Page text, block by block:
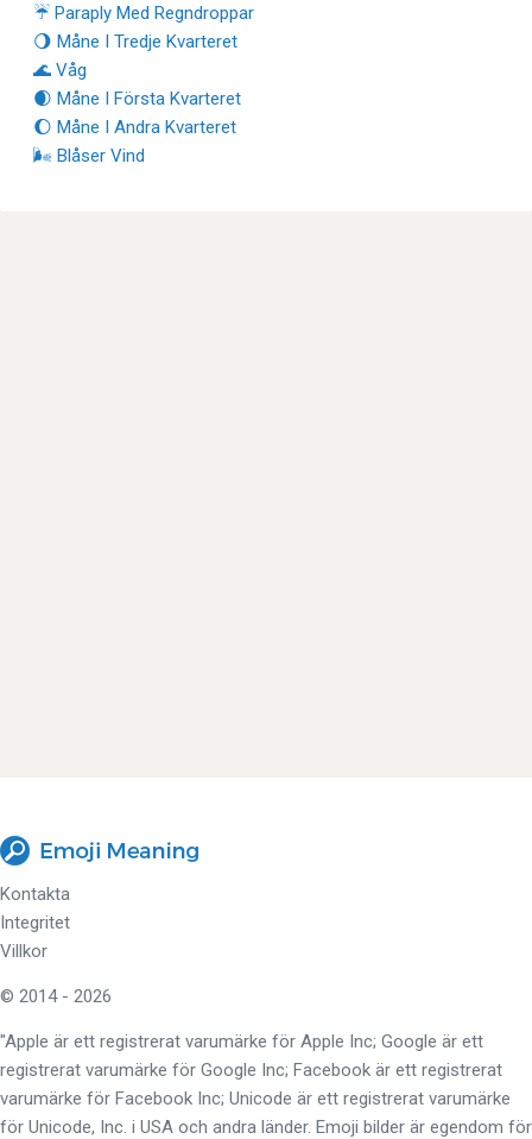
☔ Paraply Med Regndroppar
🌖 Måne I Tredje Kvarteret
🌊 Våg
🌒 Måne I Första Kvarteret
🌔 Måne I Andra Kvarteret
🌬 Blåser Vind
Kontakta
Integritet
Villkor
© 2014 - 2026
"Apple är ett registrerat varumärke för Apple Inc; Google är ett
registrerat varumärke för Google Inc; Facebook är ett registrerat
varumärke för Facebook Inc; Unicode är ett registrerat varumärke
för Unicode, Inc. i USA och andra länder. Emoji bilder är egendom för